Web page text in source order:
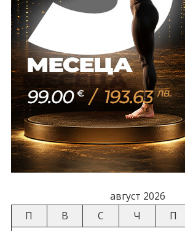
август 2026
П
В С Ч П